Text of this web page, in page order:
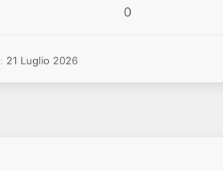
0
21 Luglio 2026